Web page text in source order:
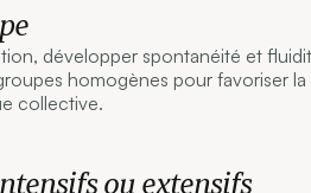
développer spontanéité et
homogènes pour favoriser la
collective.
ou extensifs